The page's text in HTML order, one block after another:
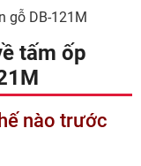
gỗ DB-121M
tấm ốp
nào trước